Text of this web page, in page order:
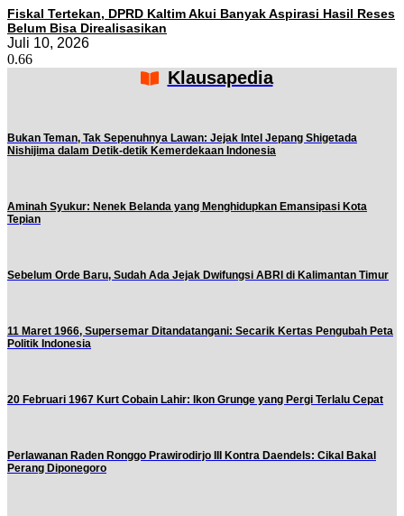
Fiskal Tertekan, DPRD Kaltim Akui Banyak Aspirasi Hasil Reses
Belum Bisa Direalisasikan
Juli 10, 2026
Klausapedia
Bukan Teman, Tak Sepenuhnya Lawan: Jejak Intel Jepang Shigetada
Nishijima dalam Detik-detik Kemerdekaan Indonesia
Aminah Syukur: Nenek Belanda yang Menghidupkan Emansipasi Kota
Tepian
Sebelum Orde Baru, Sudah Ada Jejak Dwifungsi ABRI di Kalimantan Timur
11 Maret 1966, Supersemar Ditandatangani: Secarik Kertas Pengubah Peta
Politik Indonesia
20 Februari 1967 Kurt Cobain Lahir: Ikon Grunge yang Pergi Terlalu Cepat
Perlawanan Raden Ronggo Prawirodirjo III Kontra Daendels: Cikal Bakal
Perang Diponegoro